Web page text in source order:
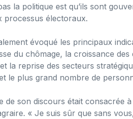
la politique est qu’ils sont
processus électoraux.
évoqué les principaux
du chômage, la croissance
la reprise des secteurs
le plus grand nombre de
de son discours était consacrée
« Je suis sûr que sans